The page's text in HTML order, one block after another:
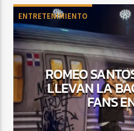
TITLE
ARTIST
CURRENT SHOW
BALADAS
4:00 AM 6:00
ENTRETENIMIENTO
ROMEO
LLEVAN LA
FANS